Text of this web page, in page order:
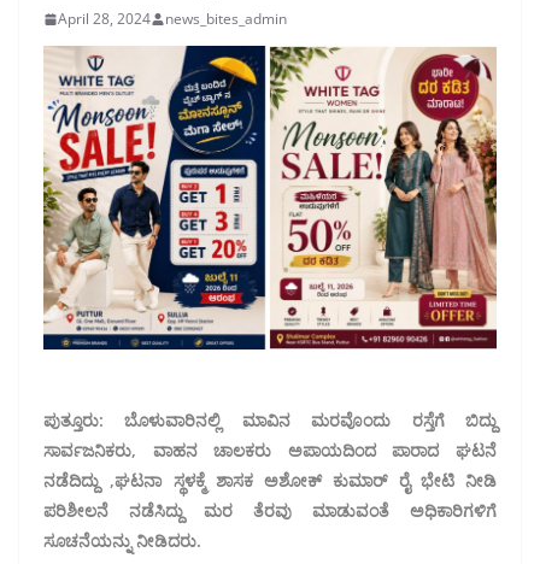
April 28, 2024 news_bites_admin
ಪುತ್ತೂರು: ಬೊಳುವಾರಿನಲ್ಲಿ‌ ಮಾವಿನ ಮರವೊಂದು ರಸ್ತೆಗೆ ಬಿದ್ದು
ಸಾರ್ವಜನಿಕರು, ವಾಹನ ಚಾಲಕರು ಅಪಾಯದಿಂದ ಪಾರಾದ ಘಟನೆ
ನಡೆದಿದ್ದು ,ಘಟನಾ ಸ್ಥಳಕ್ಮೆ ಶಾಸಕ ಅಶೋಕ್ ಕುಮಾರ್ ರೈ ಭೇಟಿ ನೀಡಿ
ಪರಿಶೀಲನೆ ನಡೆಸಿದ್ದು‌ ಮರ ತೆರವು ಮಾಡುವಂತೆ ಅಧಿಕಾರಿಗಳಿಗೆ
ಸೂಚನೆಯನ್ನು ನೀಡಿದರು.